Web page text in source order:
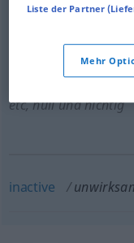
(null and)void
etc, null und nichtig
inactive
Liste der Partner
Mehr